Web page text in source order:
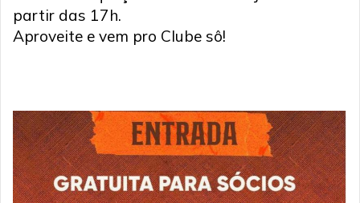
partir das 17h.
Aproveite e vem pro Clube sô!